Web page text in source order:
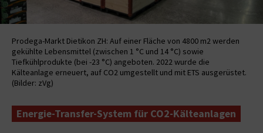
Prodega-Markt Dietikon ZH: Auf einer Fläche von 4800 m2 werden
gekühlte Lebensmittel (zwischen 1 °C und 14 °C) sowie
Tiefkühlprodukte (bei -23 °C) angeboten. 2022 wurde die
Kälteanlage erneuert, auf CO2 umgestellt und mit ETS ausgerüstet.
(Bilder: zVg)
Energie-Transfer-System für CO2-Kälteanlagen